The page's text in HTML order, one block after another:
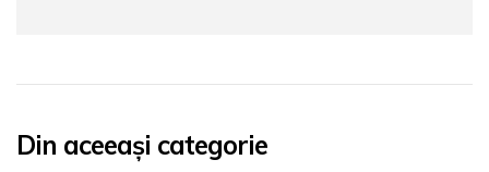
Din aceeași categorie